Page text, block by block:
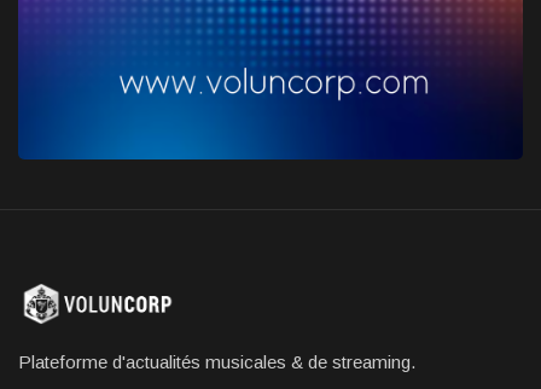
Plateforme d'actualités musicales & de streaming.